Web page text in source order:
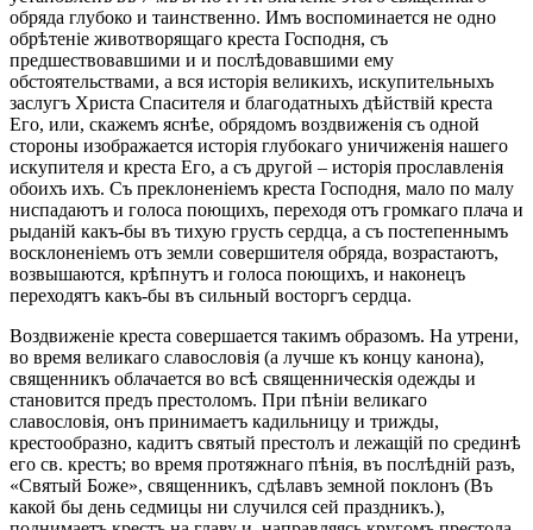
обряда глубоко и таинственно. Имъ воспоминается не одно
обрѣтеніе животворящаго креста Господня, съ
предшествовавшими и и послѣдовавшими ему
обстоятельствами, а вся исторія великихъ, искупительныхъ
заслугъ Христа Спасителя и благодатныхъ дѣйствій креста
Его, или, скажемъ яснѣе, обрядомъ воздвиженія съ одной
стороны изображается исторія глубокаго уничиженія нашего
искупителя и креста Его, а съ другой – исторія прославленія
обоихъ ихъ. Съ преклоненіемъ креста Господня, мало по малу
ниспадаютъ и голоса поющихъ, переходя отъ громкаго плача и
рыданій какъ-бы въ тихую грусть сердца, а съ постепеннымъ
восклоненіемъ отъ земли совершителя обряда, возрастаютъ,
возвышаются, крѣпнутъ и голоса поющихъ, и наконецъ
переходятъ какъ-бы въ сильный восторгъ сердца.
Воздвиженіе креста совершается такимъ образомъ. На утрени,
во время великаго славословія (а лучше къ концу канона),
священникъ облачается во всѣ священническія одежды и
становится предъ престоломъ. При пѣніи великаго
славословія, онъ принимаетъ кадильницу и трижды,
крестообразно, кадитъ святый престолъ и лежащій по срединѣ
его св. крестъ; во время протяжнаго пѣнія, въ послѣдній разъ,
«Святый Боже», священникъ, сдѣлавъ земной поклонъ (Въ
какой бы день седмицы ни случился сей праздникъ.),